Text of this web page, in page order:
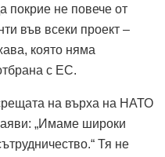
покрие не повече от
във всеки проект –
която няма
с ЕС.
на върха на НАТО
„Имаме широки
Тя не